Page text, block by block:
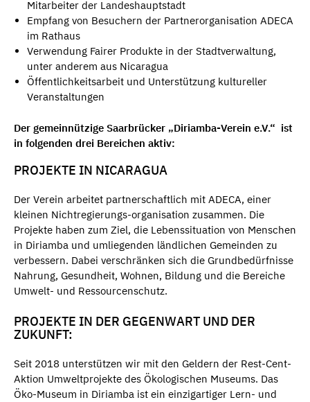
Mitarbeiter der Landeshauptstadt
Empfang von Besuchern der Partnerorganisation ADECA
im Rathaus
Verwendung Fairer Produkte in der Stadtverwaltung,
unter anderem aus Nicaragua
Öffentlichkeitsarbeit und Unterstützung kultureller
Veranstaltungen
Der gemeinnützige Saarbrücker „Diriamba-Verein e.V.“ ist
in folgenden drei Bereichen aktiv:
PROJEKTE IN NICARAGUA
Der Verein arbeitet partnerschaftlich mit ADECA, einer
kleinen Nichtregierungs-organisation zusammen. Die
Projekte haben zum Ziel, die Lebenssituation von Menschen
in Diriamba und umliegenden ländlichen Gemeinden zu
verbessern. Dabei verschränken sich die Grundbedürfnisse
Nahrung, Gesundheit, Wohnen, Bildung und die Bereiche
Umwelt- und Ressourcenschutz.
PROJEKTE IN DER GEGENWART UND DER
ZUKUNFT:
Seit 2018 unterstützen wir mit den Geldern der Rest-Cent-
Aktion Umweltprojekte des Ökologischen Museums. Das
Öko-Museum in Diriamba ist ein einzigartiger Lern- und